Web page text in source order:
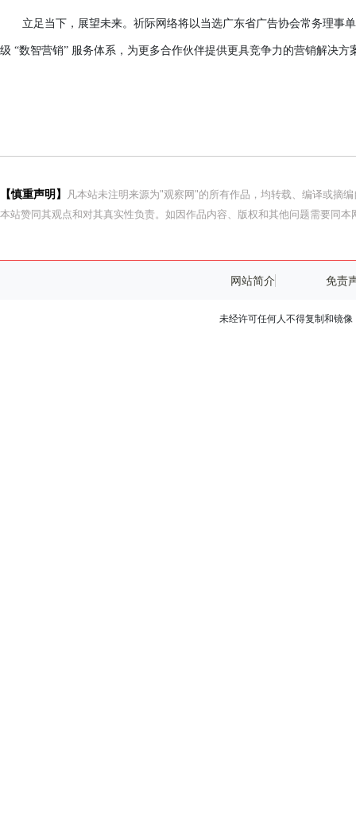
立足当下，展望未来。祈际网络将以当选广东省广告协会常务理事
级 “数智营销” 服务体系，为更多合作伙伴提供更具竞争力的营销解决
【慎重声明】
凡本站未注明来源为"观察网"的所有作品，均转载、编译或摘
本站赞同其观点和对其真实性负责。如因作品内容、版权和其他问题需要同本
网站简介 免责
未经许可任何人不得复制和镜